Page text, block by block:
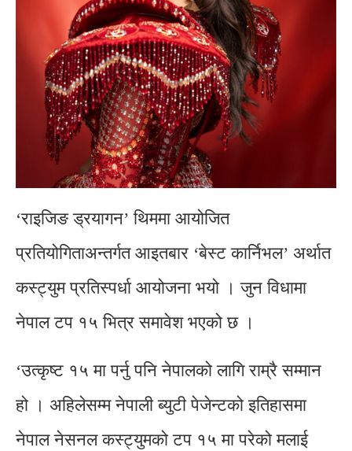
‘राइजिङ ड्रयागन’ थिममा आयोजित
प्रतियोगिताअन्तर्गत आइतबार ‘बेस्ट कार्निभल’ अर्थात
कस्ट्युम प्रतिस्पर्धा आयोजना भयो । जुन विधामा
नेपाल टप १५ भित्र समावेश भएको छ ।
‘उत्कृष्ट १५ मा पर्नु पनि नेपालको लागि राम्रै सम्मान
हो । अहिलेसम्म नेपाली ब्युटी पेजेन्टको इतिहासमा
नेपाल नेसनल कस्ट्युमको टप १५ मा परेको मलाई